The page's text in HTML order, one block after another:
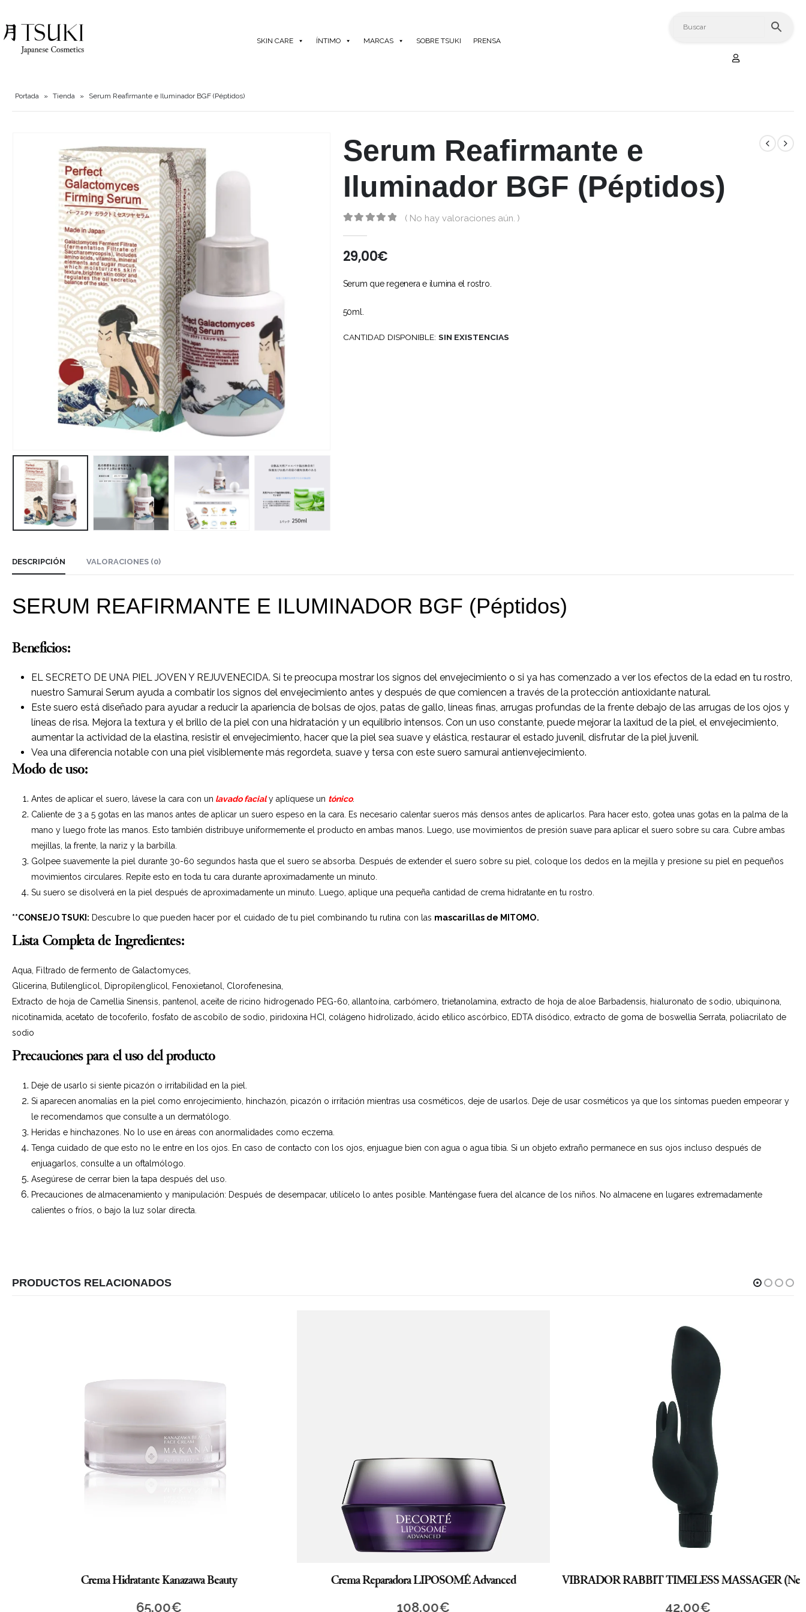
SKIN CARE ÍNTIMO MARCAS SOBRE TSUKI PRENSA
Portada » Tienda » Serum Reafirmante e Iluminador BGF (Péptidos)
Serum Reafirmante e
Iluminador BGF (Péptidos)
( No hay valoraciones aún. )
29,00€
Serum que regenera e ilumina el rostro.
50ml.
CANTIDAD DISPONIBLE: SIN EXISTENCIAS
DESCRIPCIÓN VALORACIONES (0)
SERUM REAFIRMANTE E ILUMINADOR BGF (Péptidos)
Beneficios:
EL SECRETO DE UNA PIEL JOVEN Y REJUVENECIDA. Si te preocupa mostrar los signos del envejecimiento o si ya has comenzado a ver los efectos de la edad en tu rostro,
nuestro Samurai Serum ayuda a combatir los signos del envejecimiento antes y después de que comiencen a través de la protección antioxidante natural.
Este suero está diseñado para ayudar a reducir la apariencia de bolsas de ojos, patas de gallo, líneas finas, arrugas profundas de la frente debajo de las arrugas de los ojos y
líneas de risa. Mejora la textura y el brillo de la piel con una hidratación y un equilibrio intensos. Con un uso constante, puede mejorar la laxitud de la piel, el envejecimiento,
aumentar la actividad de la elastina, resistir el envejecimiento, hacer que la piel sea suave y elástica, restaurar el estado juvenil, disfrutar de la piel juvenil.
Vea una diferencia notable con una piel visiblemente más regordeta, suave y tersa con este suero samurai antienvejecimiento.
Modo de uso:
Antes de aplicar el suero, lávese la cara con un lavado facialy aplíquese un tónico.
Caliente de 3 a 5 gotas en las manos antes de aplicar un suero espeso en la cara. Es necesario calentar sueros más densos antes de aplicarlos. Para hacer esto, gotea unas gotas en la palma de la
mano y luego frote las manos. Esto también distribuye uniformemente el producto en ambas manos. Luego, use movimientos de presión suave para aplicar el suero sobre su cara. Cubre ambas
mejillas, la frente, la nariz y la barbilla.
Golpee suavemente la piel durante 30-60 segundos hasta que el suero se absorba. Después de extender el suero sobre su piel, coloque los dedos en la mejilla y presione su piel en pequeños
movimientos circulares. Repite esto en toda tu cara durante aproximadamente un minuto.
Su suero se disolverá en la piel después de aproximadamente un minuto. Luego, aplique una pequeña cantidad de crema hidratante en tu rostro.
**CONSEJO TSUKI: Descubre lo que pueden hacer por el cuidado de tu piel combinando tu rutina con las mascarillas de MITOMO.
Lista Completa de Ingredientes:
Aqua, Filtrado de fermento de Galactomyces,
Glicerina, Butilenglicol, Dipropilenglicol, Fenoxietanol, Clorofenesina,
Extracto de hoja de Camellia Sinensis, pantenol, aceite de ricino hidrogenado PEG-60, allantoína, carbómero, trietanolamina, extracto de hoja de aloe Barbadensis, hialuronato de sodio, ubiquinona,
nicotinamida, acetato de tocoferilo, fosfato de ascobilo de sodio, piridoxina HCI, colágeno hidrolizado, ácido etílico ascórbico, EDTA disódico, extracto de goma de boswellia Serrata, poliacrilato de
sodio
Precauciones para el uso del producto
Deje de usarlo si siente picazón o irritabilidad en la piel.
Si aparecen anomalías en la piel como enrojecimiento, hinchazón, picazón o irritación mientras usa cosméticos, deje de usarlos. Deje de usar cosméticos ya que los síntomas pueden empeorar y
le recomendamos que consulte a un dermatólogo.
Heridas e hinchazones. No lo use en áreas con anormalidades como eczema.
Tenga cuidado de que esto no le entre en los ojos. En caso de contacto con los ojos, enjuague bien con agua o agua tibia. Si un objeto extraño permanece en sus ojos incluso después de
enjuagarlos, consulte a un oftalmólogo.
Asegúrese de cerrar bien la tapa después del uso.
Precauciones de almacenamiento y manipulación: Después de desempacar, utilícelo lo antes posible. Manténgase fuera del alcance de los niños. No almacene en lugares extremadamente
calientes o fríos, o bajo la luz solar directa.
PRODUCTOS RELACIONADOS
Crema Hidratante Kanazawa Beauty
65,00€
Crema Reparadora LIPOSOMÉ Advanced
108,00€
VIBRADOR RABBIT TIMELESS MASSAGER (Negro)
42,00€